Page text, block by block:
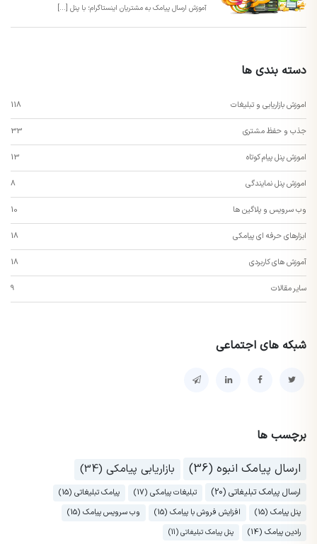
آموزش ارسال پیامک به مشتریان اینستاگرام؛ با پنل [...]
دسته بندی ها
اموزش بازاریابی و تبلیغات 118
جذب و حفظ مشتری 33
اموزش پنل پیام کوتاه 13
اموزش پنل نمایندگی 8
وب سرویس و پلاگین ها 10
ابزارهای حرفه ای پیامکی 18
آموزش های کاربردی 18
سایر مقالات 9
شبکه های اجتماعی
برچسب ها
ارسال پیامک انبوه (36)
بازاریابی پیامکی (34)
ارسال پیامک تبلیغاتی (20) تبلیغات پیامکی (17)
پیامک تبلیغاتی (15)
پنل پیامک (15)
افزایش فروش با پیامک (15)
وب سرویس پیامک (15)
رادین پیامک (14)
پنل پیامک تبلیغاتی (11)